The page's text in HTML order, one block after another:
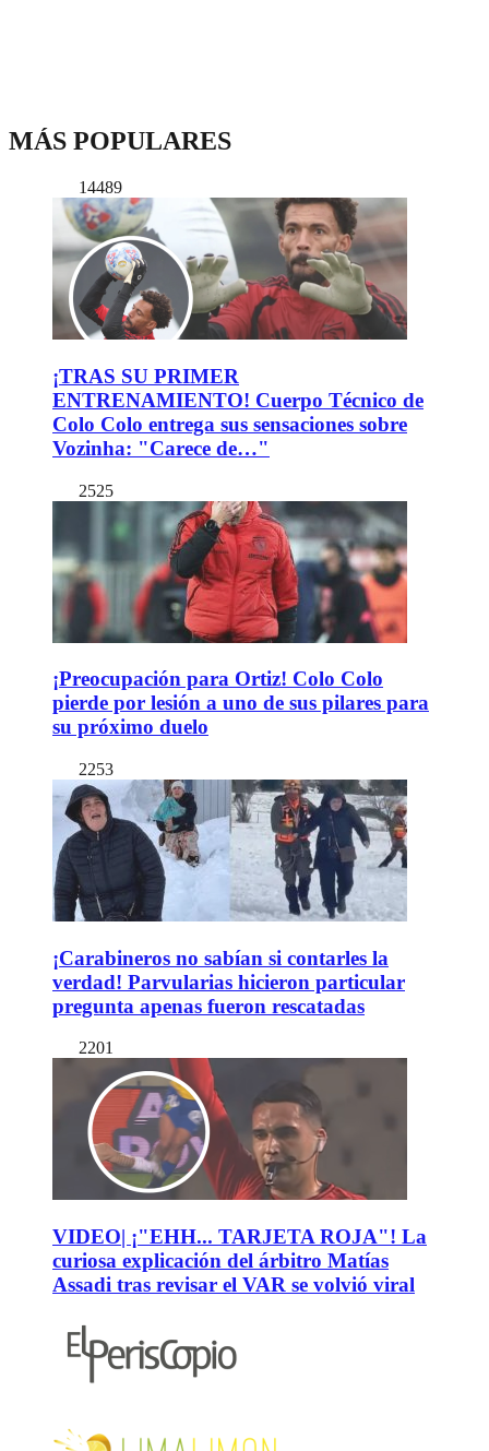
MÁS POPULARES
14489
¡TRAS SU PRIMER
ENTRENAMIENTO! Cuerpo Técnico de
Colo Colo entrega sus sensaciones sobre
Vozinha: "Carece de…"
2525
¡Preocupación para Ortiz! Colo Colo
pierde por lesión a uno de sus pilares para
su próximo duelo
2253
¡Carabineros no sabían si contarles la
verdad! Parvularias hicieron particular
pregunta apenas fueron rescatadas
2201
VIDEO| ¡"EHH... TARJETA ROJA"! La
curiosa explicación del árbitro Matías
Assadi tras revisar el VAR se volvió viral